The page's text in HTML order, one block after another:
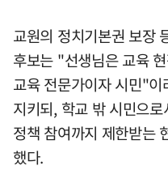
교원의 정치기본권 보장
후보는 "선생님은 교육
교육 전문가이자 시민"
지키되, 학교 밖 시민으
정책 참여까지 제한받는
했다.